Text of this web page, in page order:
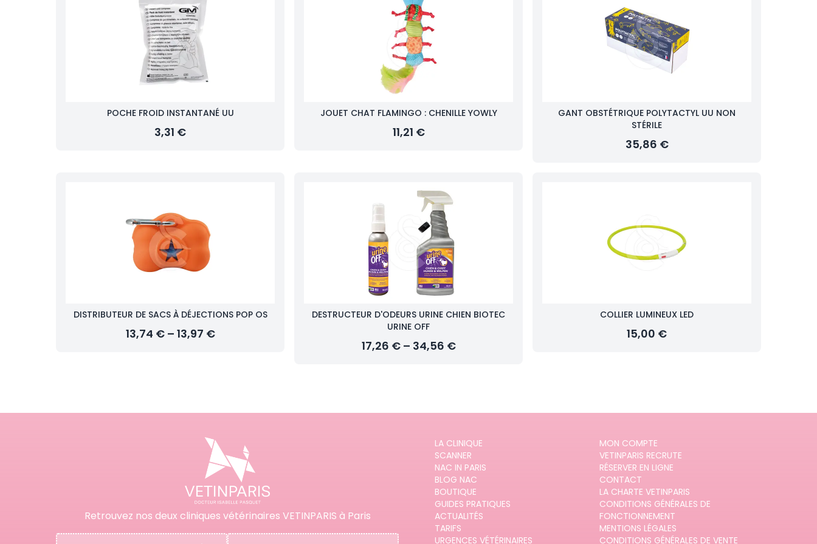
POCHE FROID INSTANTANÉ UU
3,31 €
JOUET CHAT FLAMINGO : CHENILLE YOWLY
11,21 €
GANT OBSTÉTRIQUE POLYTACTYL UU NON
STÉRILE
35,86 €
DISTRIBUTEUR DE SACS À DÉJECTIONS POP OS
13,74 € – 13,97 €
DESTRUCTEUR D'ODEURS URINE CHIEN BIOTEC
URINE OFF
17,26 € – 34,56 €
COLLIER LUMINEUX LED
15,00 €
Retrouvez nos deux cliniques vétérinaires VETINPARIS à Paris
LA CLINIQUE
SCANNER
NAC IN PARIS
BLOG NAC
BOUTIQUE
GUIDES PRATIQUES
ACTUALITÉS
TARIFS
URGENCES VÉTÉRINAIRES
MON COMPTE
VETINPARIS RECRUTE
RÉSERVER EN LIGNE
CONTACT
LA CHARTE VETINPARIS
CONDITIONS GÉNÉRALES DE
FONCTIONNEMENT
MENTIONS LÉGALES
CONDITIONS GÉNÉRALES DE VENTE